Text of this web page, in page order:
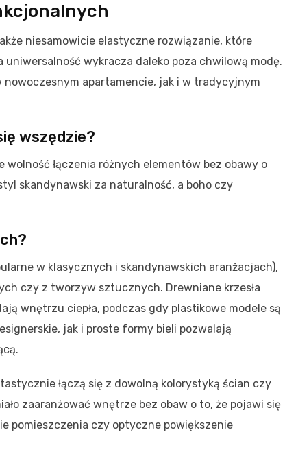
niesamowicie elastyczne rozwiązanie, które
wykracza daleko poza chwilową modę.
nowoczesnym apartamencie, jak i w tradycyjnym
wszędzie?
łączenia różnych elementów bez obawy o
skandynawski za naturalność, a boho czy
w klasycznych i skandynawskich aranżacjach),
czy z tworzyw sztucznych. Drewniane krzesła
wnętrzu ciepła, podczas gdy plastikowe modele są
jak i proste formy bieli pozwalają
łączą się z dowolną kolorystyką ścian czy
zaaranżować wnętrze bez obaw o to, że pojawi się
pomieszczenia czy optyczne powiększenie